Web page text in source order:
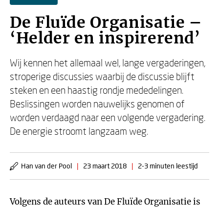
De Fluïde Organisatie –
‘Helder en inspirerend’
Wij kennen het allemaal wel, lange vergaderingen,
stroperige discussies waarbij de discussie blijft
steken en een haastig rondje mededelingen.
Beslissingen worden nauwelijks genomen of
worden verdaagd naar een volgende vergadering.
De energie stroomt langzaam weg.
Han van der Pool | 23 maart 2018 | 2-3 minuten leestijd
Volgens de auteurs van De Fluïde Organisatie is